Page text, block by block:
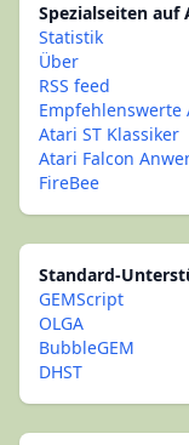
Spezialseiten auf
Statistik
Über
RSS feed
Empfehlenswerte
Atari ST Klassiker
Atari Falcon
FireBee
Standard-
GEMScript
OLGA
BubbleGEM
DHST